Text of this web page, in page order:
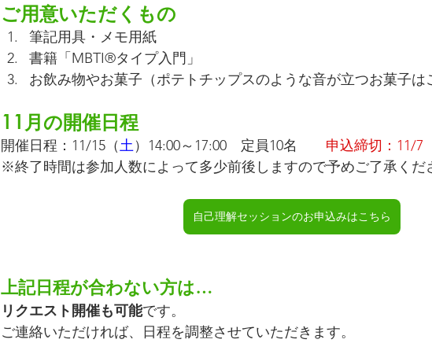
ご用意いただくもの
筆記用具・メモ用紙
書籍「MBTI®タイプ入門」
お飲み物やお菓子（ポテトチップスのような音が立つお菓子は
11月の開催日程
開催日程：11/15（土）14:00～17:00　定員10名 申込締切：11/7
※終了時間は参加人数によって多少前後しますので予めご了承くだ
自己理解セッションのお申込みはこちら
上記日程が合わない方は…
リクエスト開催も可能です。
ご連絡いただければ、日程を調整させていただきます。